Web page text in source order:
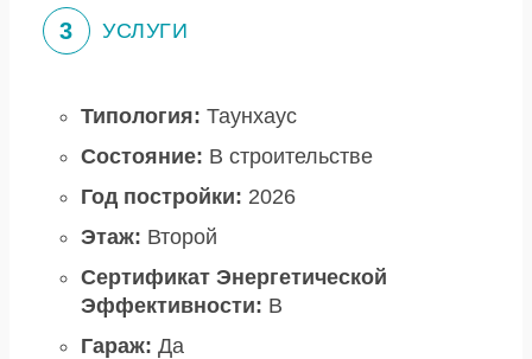
3 УСЛУГИ
Типология: Таунхаус
Состояние: В строительстве
Год постройки: 2026
Этаж: Второй
Сертификат Энергетической
Эффективности: B
Гараж: Да